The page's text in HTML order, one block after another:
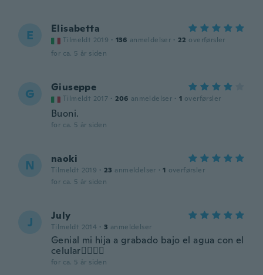
E Elisabetta
Tilmeldt 2019 · 136 anmeldelser · 22 overførsler
for ca. 5 år siden
G Giuseppe
Tilmeldt 2017 · 206 anmeldelser · 1 overførsler
Buoni.
for ca. 5 år siden
N naoki
Tilmeldt 2019 · 23 anmeldelser · 1 overførsler
for ca. 5 år siden
J July
Tilmeldt 2014 · 3 anmeldelser
Genial mi hija a grabado bajo el agua con el
celular👌🏻👌🏻
for ca. 5 år siden